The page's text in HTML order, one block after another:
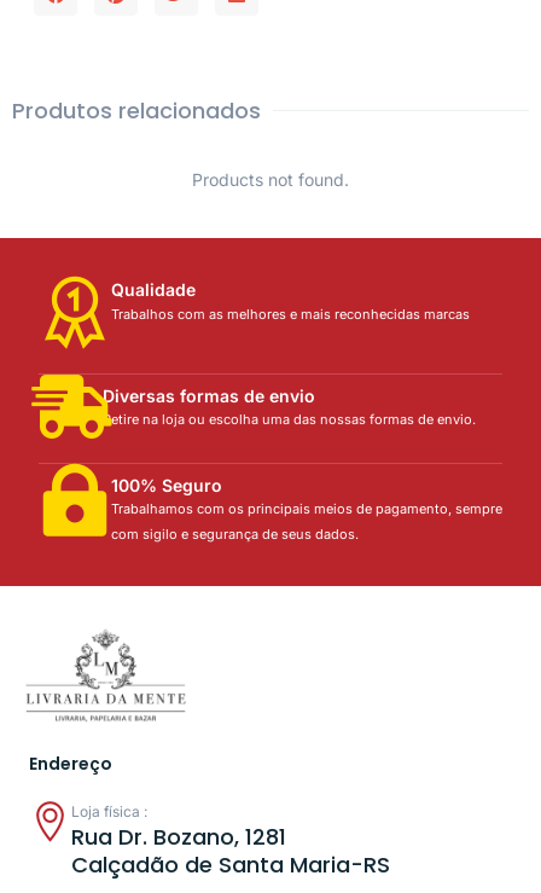
Produtos relacionados
Products not found.
Qualidade
Trabalhos com as melhores e mais reconhecidas marcas
Diversas formas de envio
Retire na loja ou escolha uma das nossas formas de envio.
100% Seguro
Trabalhamos com os principais meios de pagamento, sempre
com sigilo e segurança de seus dados.
Endereço
Loja física :
Rua Dr. Bozano, 1281
Calçadão de Santa Maria-RS